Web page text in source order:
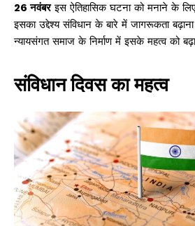
26 नवंबरइस ऐतिहासिक घटना को मनाने के
इसका उद्देश्य संविधान के बारे में जागरूकता
न्यायसंगत समाज के निर्माण में इसके महत्व को
संविधान दिवस का महत्व